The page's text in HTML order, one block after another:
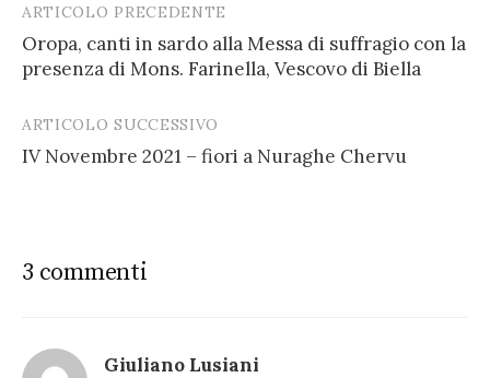
Post
navigation
ARTICOLO PRECEDENTE
Oropa, canti in sardo alla Messa di suffragio con la
presenza di Mons. Farinella, Vescovo di Biella
ARTICOLO SUCCESSIVO
IV Novembre 2021 – fiori a Nuraghe Chervu
3 commenti
Giuliano Lusiani